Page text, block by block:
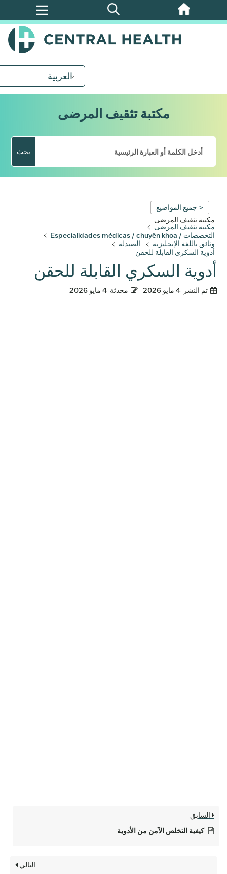
تخطي
العربية
مكتبة تثقيف المرضى
بحث
< جميع المواضيع
مكتبة تثقيف المرضى
مكتبة تثقيف المرضى
التخصصات / Especialidades médicas / chuyên khoa
وثائق باللغة الإنجليزية
الصيدلة
أدوية السكري القابلة للحقن
أدوية السكري القابلة للحقن
تم النشر 4 مايو 2026 محدثة 4 مايو 2026
السابق
كيفية التخلص الآمن من الأدوية
التالي